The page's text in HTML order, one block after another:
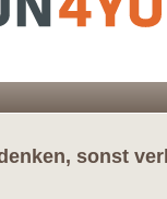
sonst